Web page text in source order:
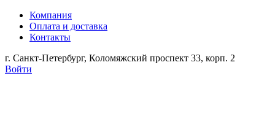
Компания
Оплата и доставка
Контакты
г. Санкт-Петербург, Коломяжский проспект 33, корп. 2
Войти